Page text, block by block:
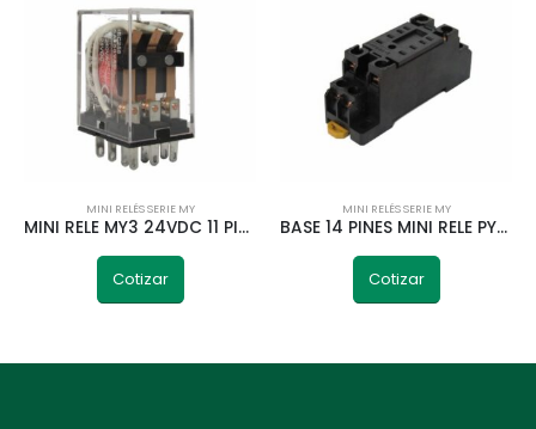
MINI RELÉS SERIE MY
MINI RELE MY3 24VDC 11 PINES 3NA/3NC TELETRIC
Cotizar
MINI RELÉS SERIE MY
BASE 14 PINES MINI RELE PYF14A TELETRIC
Cotizar